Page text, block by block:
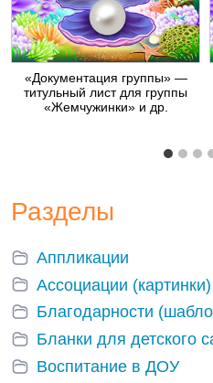
«Документация группы» —
титульный лист для группы
«Жемчужинки» и др.
Разделы
Аппликации
Ассоциации (картинки)
Благодарности
Бланки для детского
Воспитание в ДОУ